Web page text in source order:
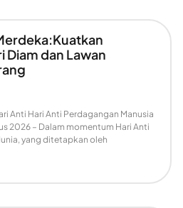
Diam dan Lawan
Anti Hari Anti Perdagangan Manusia
2026 – Dalam momentum Hari Anti
yang ditetapkan oleh